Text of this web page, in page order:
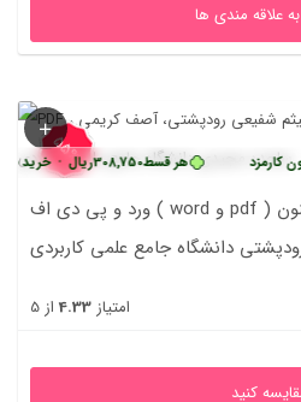
علاقه مندی ها
55% هر قسط308,750ریال • خرید قسطی با
ورد و پی دی اف ( word و pdf ) قابل سرچ کتاب اصول و فنون
دانشگاه جامع علمی کاربردی
امتیاز 4.33 از 5
کنید